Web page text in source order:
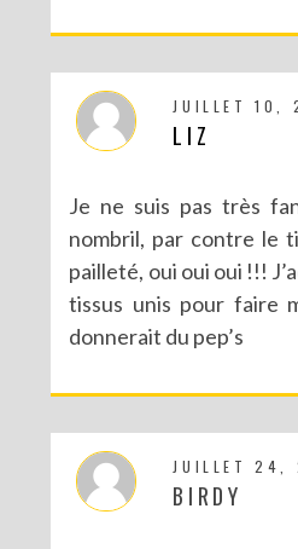
JUILLET 10,
LIZ
Je ne suis pas très
nombril, par contre le
pailleté, oui oui oui !!!
tissus unis pour faire
donnerait du pep’s
JUILLET 24,
BIRDY